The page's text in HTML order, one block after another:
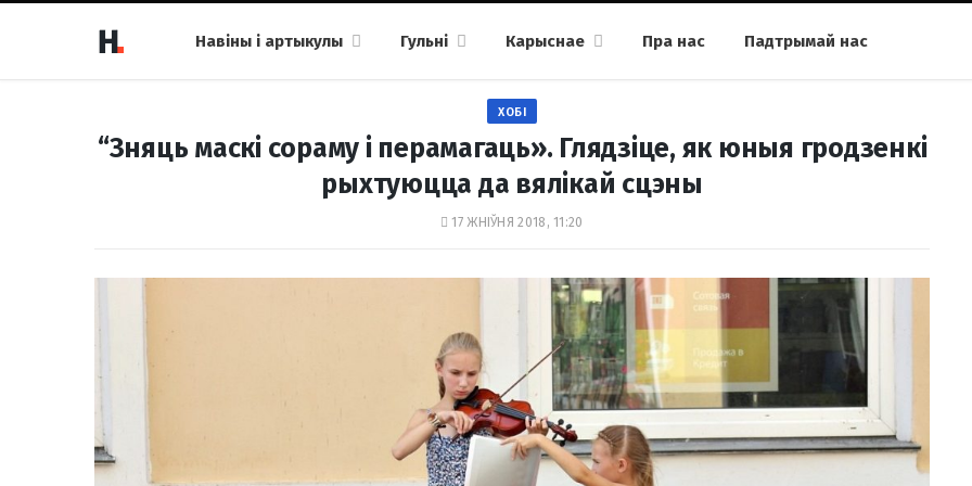
Навіны і артыкулы Гульні Карыснае Пра нас Падтрымай нас
ХОБІ
“Зняць маскі сораму і перамагаць». Глядзіце, як юныя гродзенкі
рыхтуюцца да вялікай сцэны
17 ЖНІЎНЯ 2018, 11:20